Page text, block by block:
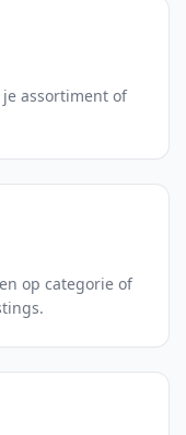
assortiment of
op categorie of